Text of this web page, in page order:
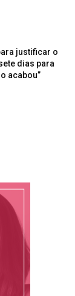
justificar o
dias para
acabou”